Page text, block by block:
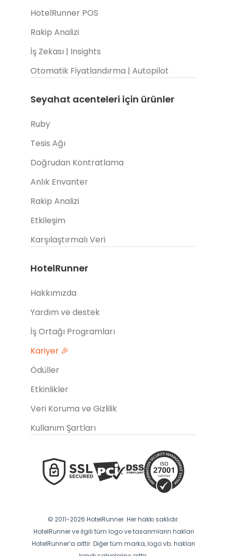
HotelRunner POS
Rakip Analizi
İş Zekası | Insights
Otomatik Fiyatlandırma | Autopilot
Seyahat acenteleri için ürünler
Ruby
Tesis Ağı
Doğrudan Kontratlama
Anlık Envanter
Rakip Analizi
Etkileşim
Karşılaştırmalı Veri
HotelRunner
Hakkımızda
Yardım ve destek
İş Ortağı Programları
Kariyer 🎉
Ödüller
Etkinlikler
Veri Koruma ve Gizlilik
Kullanım Şartları
© 2011-2026 HotelRunner. Her hakkı saklıdır.
HotelRunner ve ilgili tüm logo ve tasarımların hakları
HotelRunner’a aittir. Diğer tüm marka, logo vb. hakları